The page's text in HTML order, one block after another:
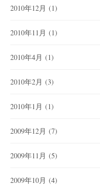
2010年12月 (1)
2010年11月 (1)
2010年4月 (1)
2010年2月 (3)
2010年1月 (1)
2009年12月 (7)
2009年11月 (5)
2009年10月 (4)